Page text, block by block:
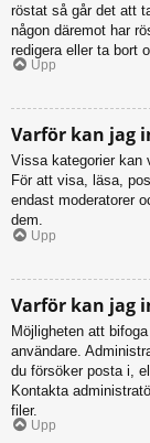
röstat så går det att
någon däremot har
redigera eller ta bort
Upp
Varför kan jag
Vissa kategorier kan
För att visa, läsa,
endast moderatorer
dem.
Upp
Varför kan jag
Möjligheten att
användare.
du försöker posta i,
Kontakta
filer.
Upp